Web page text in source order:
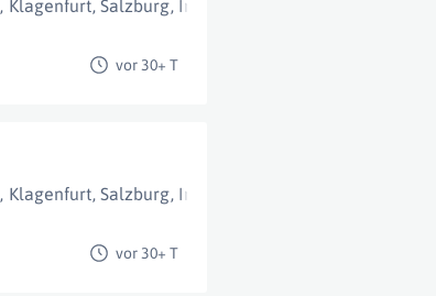
, Klagenfurt, Salzburg, Innsbruck
vor 30+ T
, Klagenfurt, Salzburg, Innsbruck
vor 30+ T